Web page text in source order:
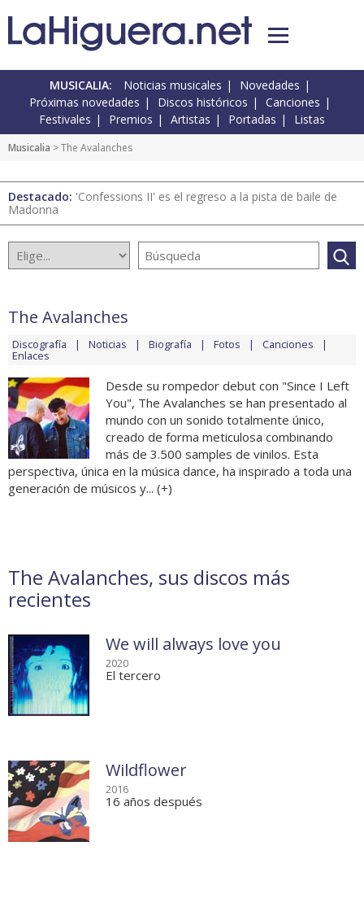
MUSICALIA: Noticias musicales
Novedades
Próximas novedades
Discos históricos
Canciones
Festivales
Premios Artistas Portadas Listas
Musicalia > The Avalanches
Destacado: 'Confessions II' es el regreso a la pista de baile de
Madonna
The Avalanches
Discografía Noticias Biografía Fotos Canciones
Enlaces
Desde su rompedor debut con "Since I Left
You", The Avalanches se han presentado al
mundo con un sonido totalmente único,
creado de forma meticulosa combinando
más de 3.500 samples de vinilos. Esta
perspectiva, única en la música dance, ha inspirado a toda una
generación de músicos y... (+)
The Avalanches, sus discos más
recientes
We will always love you
2020
El tercero
Wildflower
2016
16 años después